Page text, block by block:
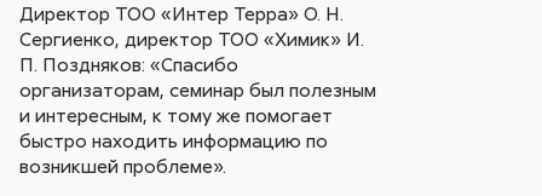
Директор ТОО «Интер Терра» О. Н.
Сергиенко, директор ТОО «Химик» И.
П. Поздняков: «Спасибо
организаторам, семинар был полезным
и интересным, к тому же помогает
быстро находить информацию по
возникшей проблеме».